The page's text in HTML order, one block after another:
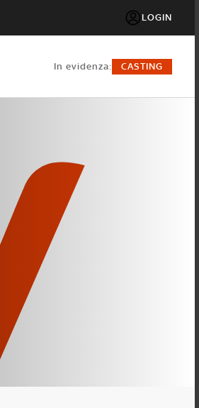
LOGIN
in evidenza: CASTING